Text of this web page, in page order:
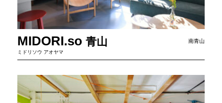
MIDORI.so 青山
ミドリソウ アオヤマ
南青山